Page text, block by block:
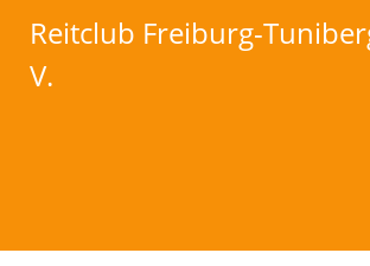
Inhalt
Reitclub Freiburg-
V.